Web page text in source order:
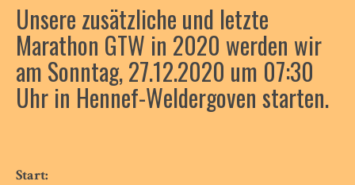
Unsere zusätzliche und letzte
Marathon GTW in 2020 werden wir
am Sonntag, 27.12.2020 um 07:30
Uhr in Hennef-Weldergoven starten.
Start: